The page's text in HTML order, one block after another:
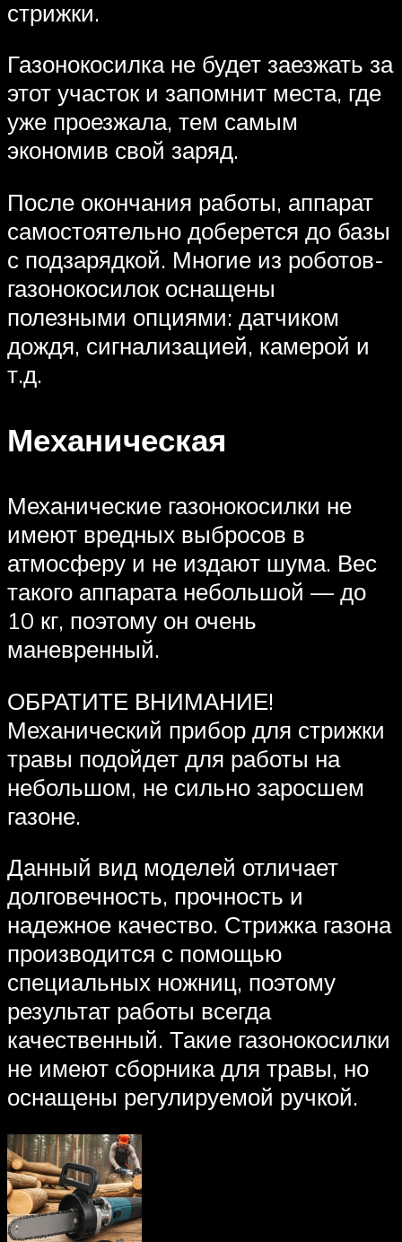
стрижки.
Газонокосилка не будет заезжать за
этот участок и запомнит места, где
уже проезжала, тем самым
экономив свой заряд.
После окончания работы, аппарат
самостоятельно доберется до базы
с подзарядкой. Многие из роботов-
газонокосилок оснащены
полезными опциями: датчиком
дождя, сигнализацией, камерой и
т.д.
Механическая
Механические газонокосилки не
имеют вредных выбросов в
атмосферу и не издают шума. Вес
такого аппарата небольшой — до
10 кг, поэтому он очень
маневренный.
ОБРАТИТЕ ВНИМАНИЕ!
Механический прибор для стрижки
травы подойдет для работы на
небольшом, не сильно заросшем
газоне.
Данный вид моделей отличает
долговечность, прочность и
надежное качество. Стрижка газона
производится с помощью
специальных ножниц, поэтому
результат работы всегда
качественный. Такие газонокосилки
не имеют сборника для травы, но
оснащены регулируемой ручкой.